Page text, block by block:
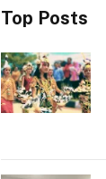
Top Posts